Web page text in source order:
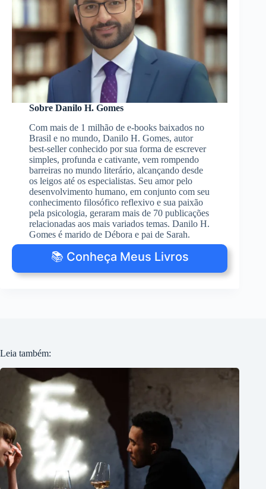
Sobre Danilo H. Gomes
Com mais de 1 milhão de e-books baixados no
Brasil e no mundo, Danilo H. Gomes, autor
best-seller conhecido por sua forma de escrever
simples, profunda e cativante, vem rompendo
barreiras no mundo literário, alcançando desde
os leigos até os especialistas. Seu amor pelo
desenvolvimento humano, em conjunto com seu
conhecimento filosófico reflexivo e sua paixão
pela psicologia, geraram mais de 70 publicações
relacionadas aos mais variados temas. Danilo H.
Gomes é marido de Débora e pai de Sarah.
📚 Conheça Meus Livros
Leia também: